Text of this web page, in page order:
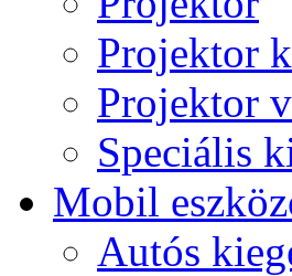
Projektor
Projektor
Speciális
Mobil
Autós